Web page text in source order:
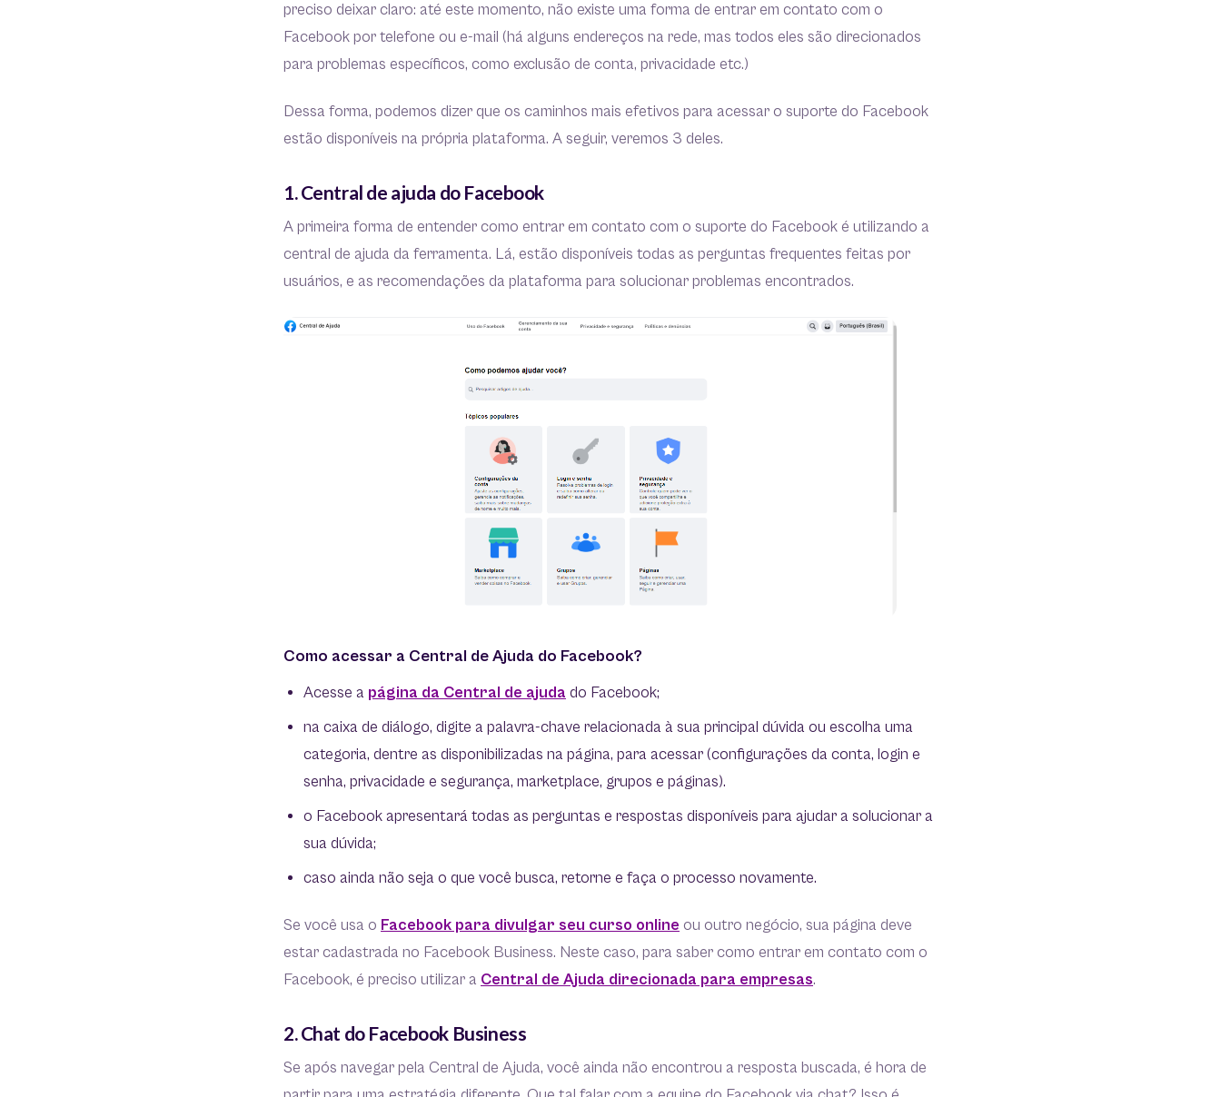
preciso deixar claro: até este momento, não existe uma forma de entrar em contato com o
Facebook por telefone ou e-mail (há alguns endereços na rede, mas todos eles são direcionados
para problemas específicos, como exclusão de conta, privacidade etc.)
Dessa forma, podemos dizer que os caminhos mais efetivos para acessar o suporte do Facebook
estão disponíveis na própria plataforma. A seguir, veremos 3 deles.
1. Central de ajuda do Facebook
A primeira forma de entender como entrar em contato com o suporte do Facebook é utilizando a
central de ajuda da ferramenta. Lá, estão disponíveis todas as perguntas frequentes feitas por
usuários, e as recomendações da plataforma para solucionar problemas encontrados.
Como acessar a Central de Ajuda do Facebook?
Acesse a página da Central de ajuda do Facebook;
na caixa de diálogo, digite a palavra-chave relacionada à sua principal dúvida ou escolha uma
categoria, dentre as disponibilizadas na página, para acessar (configurações da conta, login e
senha, privacidade e segurança, marketplace, grupos e páginas).
o Facebook apresentará todas as perguntas e respostas disponíveis para ajudar a solucionar a
sua dúvida;
caso ainda não seja o que você busca, retorne e faça o processo novamente.
Se você usa o Facebook para divulgar seu curso online ou outro negócio, sua página deve
estar cadastrada no Facebook Business. Neste caso, para saber como entrar em contato com o
Facebook, é preciso utilizar a Central de Ajuda direcionada para empresas.
2. Chat do Facebook Business
Se após navegar pela Central de Ajuda, você ainda não encontrou a resposta buscada, é hora de